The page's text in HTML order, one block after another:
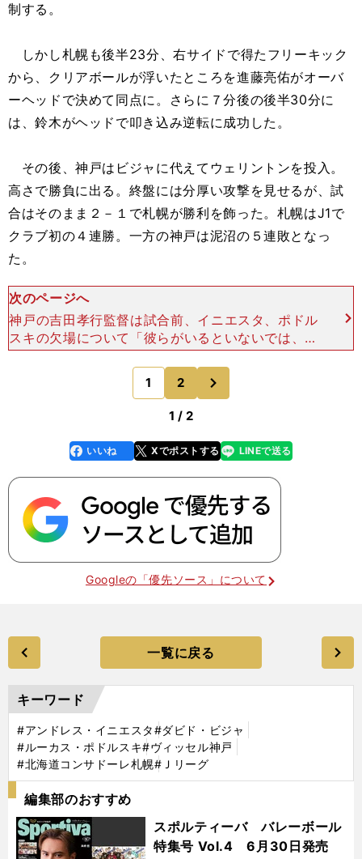
制する。
しかし札幌も後半23分、右サイドで得たフリーキック
から、クリアボールが浮いたところを進藤亮佑がオーバ
ーヘッドで決めて同点に。さらに７分後の後半30分に
は、鈴木がヘッドで叩き込み逆転に成功した。
その後、神戸はビジャに代えてウェリントンを投入。
高さで勝負に出る。終盤には分厚い攻撃を見せるが、試
合はそのまま２－１で札幌が勝利を飾った。札幌はJ1で
クラブ初の４連勝。一方の神戸は泥沼の５連敗となっ
た。
次のページへ
神戸の吉田孝行監督は試合前、イニエスタ、ポドル
スキの欠場について「彼らがいるといないでは、違
うサッカーになる」と言っていた。そのとお
り、"バルサ風のサッカー"は影を潜めた。 では、
それはどのようなサッ
1 2
1 / 2
faceboo
k
いいね Xでポストする
line LINEで送る
Googleの「優先ソース」について
一覧に戻る
キーワード
#アンドレス・イニエスタ#ダビド・ビジャ
#ルーカス・ポドルスキ#ヴィッセル神戸
#北海道コンサドーレ札幌#Ｊリーグ
編集部のおすすめ
スポルティーバ バレーボール
特集号 Vol.4 6月30日発売